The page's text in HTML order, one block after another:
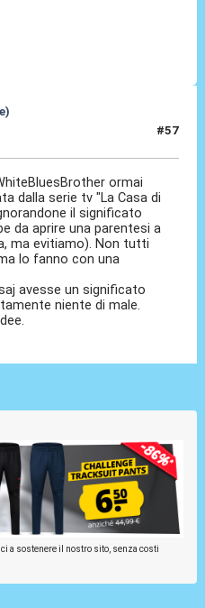
#57
ormai
dalla serie tv "La Casa di
il significato
da aprire una parentesi a
ma evitiamo). Non tutti
lo fanno con una
avesse un significato
niente di male.
a sostenere il nostro sito, senza costi